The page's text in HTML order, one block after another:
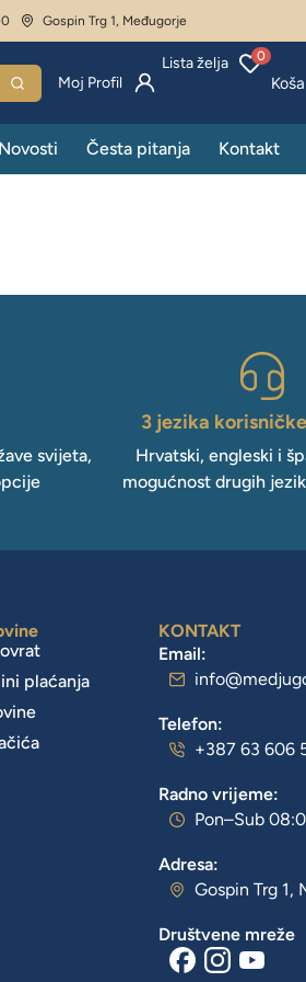
Gospin Trg 1, Međugorje
Lista želja 0
Moj Profil
Novosti Česta pitanja Kontakt
svijeta,
3 jezika
Hrvatski, engleski i
mogućnost drugih
plaćanja
KONTAKT
Email:
Telefon:
+387 63 606
Radno vrijeme:
Pon–Sub
Adresa:
Gospin Trg 1,
Društvene mreže